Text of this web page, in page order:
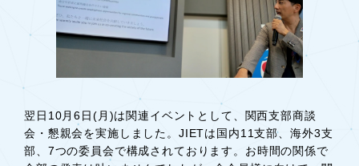
翌日10月6日(月)は関連イベントとして、関西支部商談
会・懇親会を実施しました。JIETは国内11支部、海外3支
部、7つの委員会で構成されております。お時間の関係で